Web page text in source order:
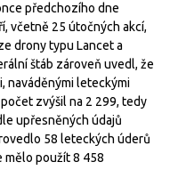
předchozího dne
včetně 25 útočných akcí,
drony typu Lancet a
štáb zároveň uvedl, že
naváděnými leteckými
zvýšil na 2 299, tedy
upřesněných údajů
58 leteckých úderů
mělo použít 8 458